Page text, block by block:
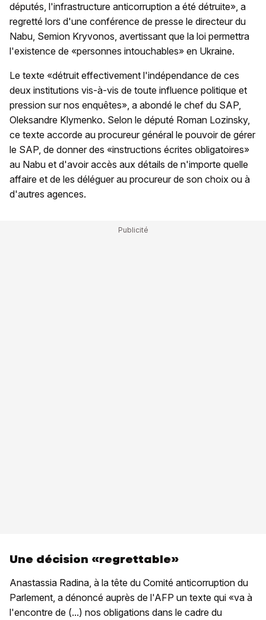
députés, l'infrastructure anticorruption a été détruite», a
regretté lors d'une conférence de presse le directeur du
Nabu, Semion Kryvonos, avertissant que la loi permettra
l'existence de «personnes intouchables» en Ukraine.
Le texte «détruit effectivement l'indépendance de ces
deux institutions vis-à-vis de toute influence politique et
pression sur nos enquêtes», a abondé le chef du SAP,
Oleksandre Klymenko. Selon le député Roman Lozinsky,
ce texte accorde au procureur général le pouvoir de gérer
le SAP, de donner des «instructions écrites obligatoires»
au Nabu et d'avoir accès aux détails de n'importe quelle
affaire et de les déléguer au procureur de son choix ou à
d'autres agences.
Une décision «regrettable»
Anastassia Radina, à la tête du Comité anticorruption du
Parlement, a dénoncé auprès de l'AFP un texte qui «va à
l'encontre de (...) nos obligations dans le cadre du